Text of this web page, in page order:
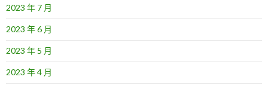
2023 年 7 月
2023 年 6 月
2023 年 5 月
2023 年 4 月